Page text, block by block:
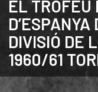
EL TROFEU
DIVISIÓ DE
1960/61